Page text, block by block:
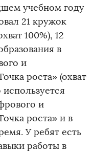
учебном году
21 кружок
100%), 12
в
и
роста» (охват
и
роста» и в
У ребят есть
работы в